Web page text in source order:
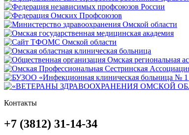
Контакты
+7 (3812) 31-14-34